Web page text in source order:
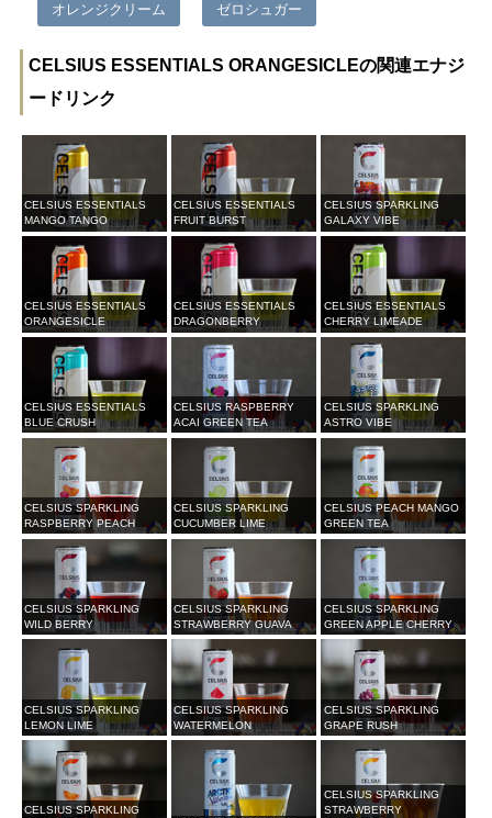
オレンジクリーム ゼロシュガー
CELSIUS ESSENTIALS ORANGESICLEの関連エナジ
ードリンク
CELSIUS ESSENTIALS
MANGO TANGO
CELSIUS ESSENTIALS
FRUIT BURST
CELSIUS SPARKLING
GALAXY VIBE
CELSIUS ESSENTIALS
ORANGESICLE
CELSIUS ESSENTIALS
DRAGONBERRY
CELSIUS ESSENTIALS
CHERRY LIMEADE
CELSIUS ESSENTIALS
BLUE CRUSH
CELSIUS RASPBERRY
ACAI GREEN TEA
CELSIUS SPARKLING
ASTRO VIBE
CELSIUS SPARKLING
RASPBERRY PEACH
CELSIUS SPARKLING
CUCUMBER LIME
CELSIUS PEACH MANGO
GREEN TEA
CELSIUS SPARKLING
WILD BERRY
CELSIUS SPARKLING
STRAWBERRY GUAVA
CELSIUS SPARKLING
GREEN APPLE CHERRY
CELSIUS SPARKLING
LEMON LIME
CELSIUS SPARKLING
WATERMELON
CELSIUS SPARKLING
GRAPE RUSH
CELSIUS SPARKLING
CELSIUS SPARKLING
STRAWBERRY